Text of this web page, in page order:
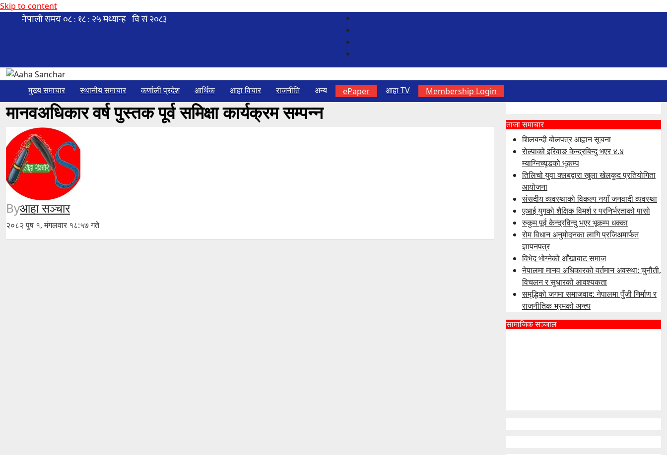
Skip to content
मुख्य समाचार स्थानीय समाचार कर्णाली प्रदेश आर्थिक आहा विचार राजनीति अन्य ePaper आहा TV Membership Login
मानवअधिकार वर्ष पुस्तक पूर्व समिक्षा कार्यक्रम सम्पन्न
Byआहा सञ्चार
२०८२ पुष १, मंगलवार १८:५७ गते
ताजा समाचार
शिलबन्दी बोलपत्र आह्वान सूचना
रोल्पाको इरिवाङ केन्द्रबिन्दु भएर ४.४
म्याग्निच्यूडको भूकम्प
तिलिचो युवा क्लबद्वारा खुला खेलकुद प्रतियोगिता
आयोजना
संसदीय व्यवस्थाको विकल्प नयाँ जनवादी व्यवस्था
एआई युगको शैक्षिक विमर्श र परनिर्भरताको पासो
रुकुम पूर्व केन्द्रविन्दु भएर भूकम्प धक्का
रोम विधान अनुमोदनका लागि प्रजिअमार्फत
ज्ञापनपत्र
विभेद भोग्नेको आँखाबाट समाज
नेपालमा मानव अधिकारको वर्तमान अवस्था: चुनौती,
विचलन र सुधारको आवश्यकता
समृद्धिको जगमा समाजवाद: नेपालमा पुँजी निर्माण र
राजनीतिक भ्रमको अन्त्य
सामाजिक सञ्जाल